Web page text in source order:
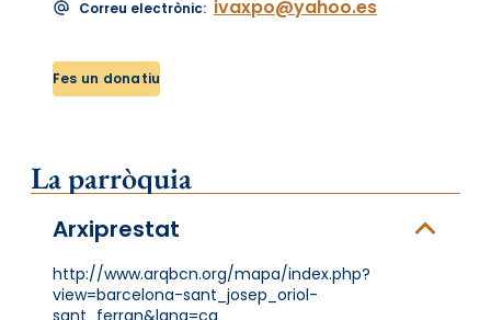
Correu electrònic: ivaxpo@yahoo.es
Fes un donatiu
La parròquia
Arxiprestat
http://www.arqbcn.org/mapa/index.php?
view=barcelona-sant_josep_oriol-
sant_ferran&lang=ca